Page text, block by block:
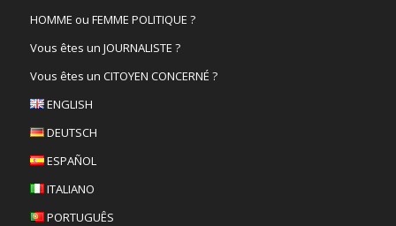
HOMME ou FEMME POLITIQUE ?
Vous êtes un JOURNALISTE ?
Vous êtes un CITOYEN CONCERNÉ ?
ENGLISH
DEUTSCH
ESPAÑOL
ITALIANO
PORTUGUÊS